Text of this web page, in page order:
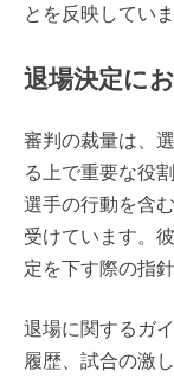
とを反映していま
退場決定に
審判の裁量は、
る上で重要な役
選手の行動を含
受けています。
定を下す際の指
退場に関するガ
履歴、試合の激